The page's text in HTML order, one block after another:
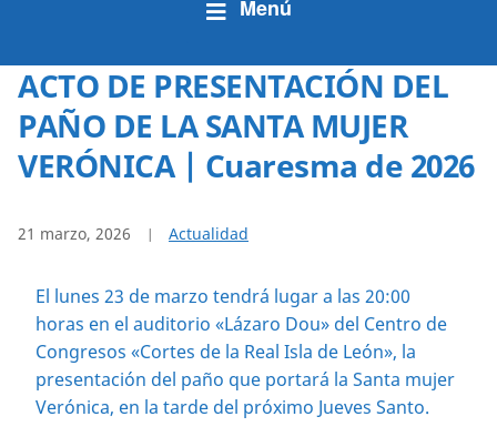
ACTO DE PRESENTACIÓN DEL
PAÑO DE LA SANTA MUJER
VERÓNICA | Cuaresma de 2026
21 marzo, 2026 Actualidad
El lunes 23 de marzo tendrá lugar a las 20:00
horas en el auditorio «Lázaro Dou» del Centro de
Congresos «Cortes de la Real Isla de León», la
presentación del paño que portará la Santa mujer
Verónica, en la tarde del próximo Jueves Santo.